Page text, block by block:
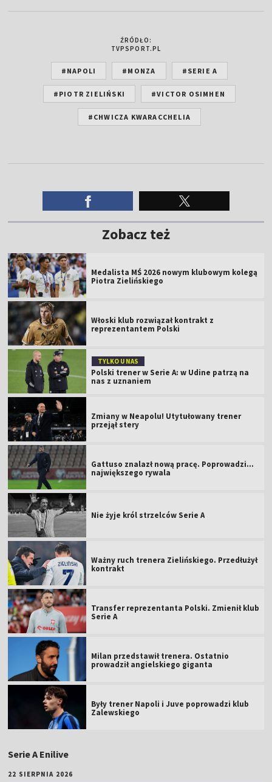
ŹRÓDŁO:
TVPSPORT.PL
#NAPOLI #MONZA #SERIE A
#PIOTR ZIELIŃSKI #VICTOR OSIMHEN
#CHWICZA KWARACCHELIA
Zobacz też
Medalista MŚ 2026 nowym klubowym kolegą
Piotra Zielińskiego
Włoski klub rozwiązał kontrakt z
reprezentantem Polski
TYLKO U NAS
Polski trener w Serie A: w Udine patrzą na
nas z uznaniem
Zmiany w Neapolu! Utytułowany trener
przejął stery
Gattuso znalazł nową pracę. Poprowadzi...
największego rywala
Nie żyje król strzelców Serie A
Ważny ruch trenera Zielińskiego. Przedłużył
kontrakt
Transfer reprezentanta Polski. Zmienił klub
Serie A
Milan przedstawił trenera. Ostatnio
prowadził angielskiego giganta
Były trener Napoli i Juve poprowadzi klub
Zalewskiego
Serie A Enilive
22 SIERPNIA 2026